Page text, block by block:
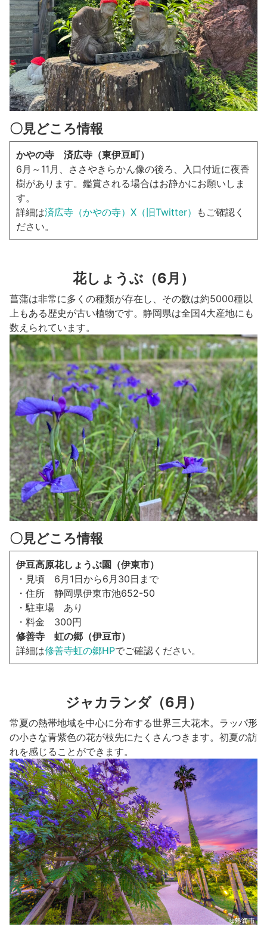
〇見どころ情報
かやの寺 済広寺（東伊豆町）
6月～11月、ささやきらかん像の後ろ、入口付近に夜香
樹があります。鑑賞される場合はお静かにお願いしま
す。
詳細は済広寺（かやの寺）X（旧Twitter）
もご確認く
ださい。
花しょうぶ（6月）
菖蒲は非常に多くの種類が存在し、その数は約5000種以
上もある歴史が古い植物です。静岡県は全国4大産地にも
数えられています。
〇見どころ情報
伊豆高原花しょうぶ園（伊東市）
・見頃 6月1日から6月30日まで
・住所 静岡県伊東市池652-50
・駐車場 あり
・料金 300円
修善寺 虹の郷（伊豆市）
詳細は修善寺虹の郷HPでご確認ください。
ジャカランダ（6月）
常夏の熱帯地域を中心に分布する世界三大花木。ラッパ形
の小さな青紫色の花が枝先にたくさんつきます。初夏の訪
れを感じることができます。